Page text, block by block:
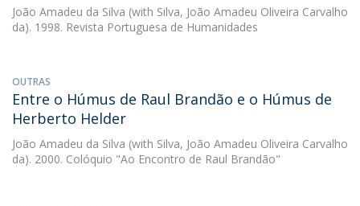
João Amadeu da Silva (with Silva, João Amadeu Oliveira Carvalho
da). 1998. Revista Portuguesa de Humanidades
OUTRAS
Entre o Húmus de Raul Brandão e o Húmus de
Herberto Helder
João Amadeu da Silva (with Silva, João Amadeu Oliveira Carvalho
da). 2000. Colóquio "Ao Encontro de Raul Brandão"